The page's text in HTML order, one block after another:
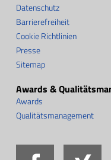
Datenschutz
Barrierefreiheit
Cookie Richtlinien
Presse
Sitemap
Awards &
Awards
Qualitätsmanagement